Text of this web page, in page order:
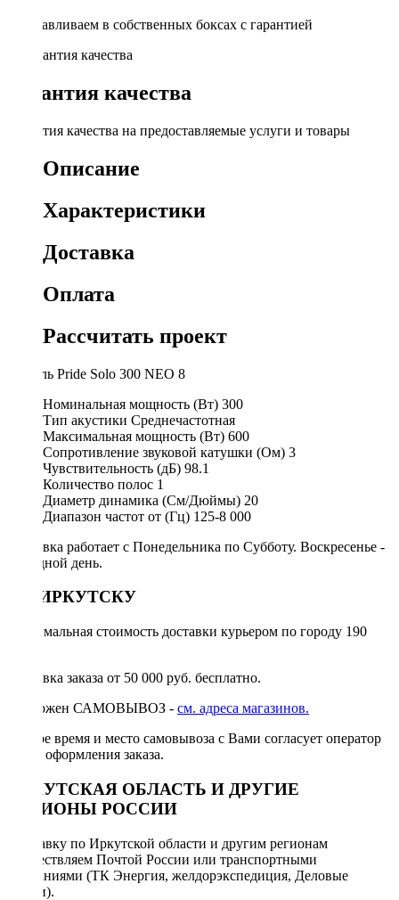
Устанавливаем в собственных боксах с гарантией
Гарантия качества
Гарантия качества на предоставляемые услуги и товары
Описание
Характеристики
Доставка
Оплата
Рассчитать проект
Модуль Pride Solo 300 NEO 8
Номинальная мощность (Вт) 300
Тип акустики Среднечастотная
Максимальная мощность (Вт) 600
Сопротивление звуковой катушки (Ом) 3
Чувствительность (дБ) 98.1
Количество полос 1
Диаметр динамика (См/Дюймы) 20
Диапазон частот от (Гц) 125-8 000
Доставка работает с Понедельника по Субботу. Воскресенье -
выходной день.
ПО ИРКУТСКУ
Минимальная стоимость доставки курьером по городу 190
Доставка заказа от 50 000 руб. бесплатно.
Возможен САМОВЫВОЗ - см. адреса магазинов.
Точное время и место самовывоза с Вами согласует оператор
после оформления заказа.
ИРКУТСКАЯ ОБЛАСТЬ И ДРУГИЕ
РЕГИОНЫ РОССИИ
Отправку по Иркутской области и другим регионам
осуществляем Почтой России или транспортными
компаниями (ТК Энергия, желдорэкспедиция, Деловые
линии).